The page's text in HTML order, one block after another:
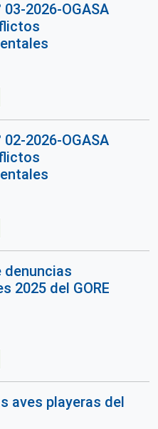
03-2026-OGASA
02-2026-OGASA
2025 del GORE
aves playeras del